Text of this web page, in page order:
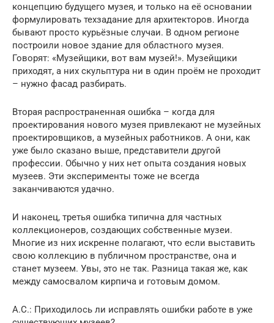
концепцию будущего музея, и только на её основании
формулировать техзадание для архитекторов. Иногда
бывают просто курьёзные случаи. В одном регионе
построили новое здание для областного музея.
Говорят: «Музейщики, вот вам музей!». Музейщики
приходят, а них скульптура ни в один проём не проходит
– нужно фасад разбирать.
Вторая распространенная ошибка – когда для
проектирования нового музея привлекают не музейных
проектировщиков, а музейных работников. А они, как
уже было сказано выше, представители другой
профессии. Обычно у них нет опыта создания новых
музеев. Эти эксперименты тоже не всегда
заканчиваются удачно.
И наконец, третья ошибка типична для частных
коллекционеров, создающих собственные музеи.
Многие из них искренне полагают, что если выставить
свою коллекцию в публичном пространстве, она и
станет музеем. Увы, это не так. Разница такая же, как
между самосвалом кирпича и готовым домом.
А.С.: Приходилось ли исправлять ошибки работе в уже